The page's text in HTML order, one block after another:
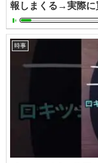
報しまくる→実際に
時事